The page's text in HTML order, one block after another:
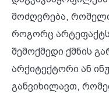
მოძღვრება,
როგორც
შემოქმედი ქმნის
არქიტექტორი ან
განვიხილავთ,